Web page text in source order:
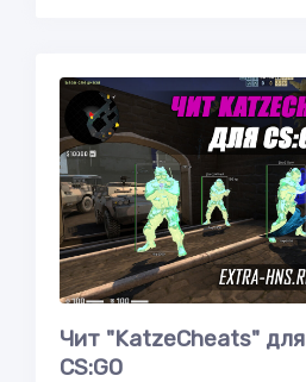
Чит "KatzeCheats" для
CS:GO